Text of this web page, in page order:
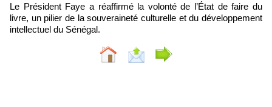
Le Président Faye a réaffirmé la volonté de l’État de faire du
livre, un pilier de la souveraineté culturelle et du développement
intellectuel du Sénégal.